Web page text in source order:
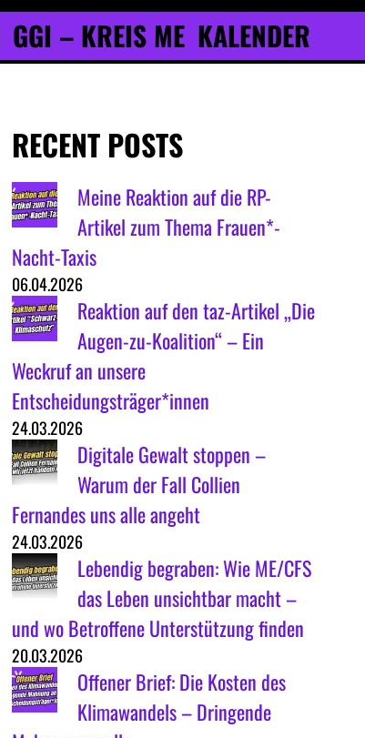
GGI – KREIS ME KALENDER
RECENT POSTS
Meine Reaktion auf die RP-
Artikel zum Thema Frauen*-
Nacht-Taxis
06.04.2026
Reaktion auf den taz-Artikel „Die
Augen-zu-Koalition“ – Ein
Weckruf an unsere
Entscheidungsträger*innen
24.03.2026
Digitale Gewalt stoppen –
Warum der Fall Collien
Fernandes uns alle angeht
24.03.2026
Lebendig begraben: Wie ME/CFS
das Leben unsichtbar macht –
und wo Betroffene Unterstützung finden
20.03.2026
Offener Brief: Die Kosten des
Klimawandels – Dringende